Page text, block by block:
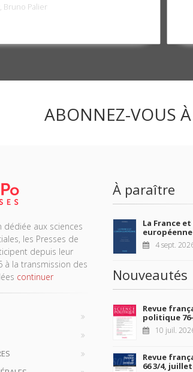
Bruno Palier
ABONNEZ-VOUS
aux sciences
les Presses de
depuis leur
à la transmission des
continuer
À paraître
La France
européenne
4 sept.
Nouveautés
Revue
politique
10 juil.
Revue
66 3/4,